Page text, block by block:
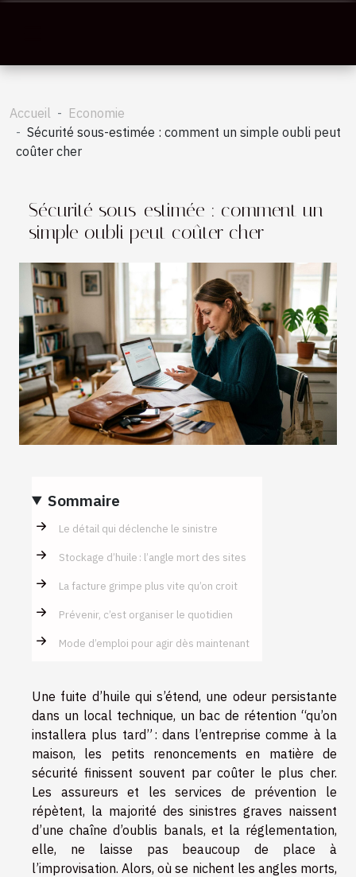
Accueil
Economie
Sécurité sous-estimée : comment un simple oubli peut
coûter cher
Sécurité sous-estimée : comment un
simple oubli peut coûter cher
Sommaire
Le détail qui déclenche le sinistre
Stockage d’huile : l’angle mort des sites
La facture grimpe plus vite qu’on croit
Prévenir, c’est organiser le quotidien
Mode d’emploi pour agir dès maintenant
Une fuite d’huile qui s’étend, une odeur persistante
dans un local technique, un bac de rétention “qu’on
installera plus tard” : dans l’entreprise comme à la
maison, les petits renoncements en matière de
sécurité finissent souvent par coûter le plus cher.
Les assureurs et les services de prévention le
répètent, la majorité des sinistres graves naissent
d’une chaîne d’oublis banals, et la réglementation,
elle, ne laisse pas beaucoup de place à
l’improvisation. Alors, où se nichent les angles morts,